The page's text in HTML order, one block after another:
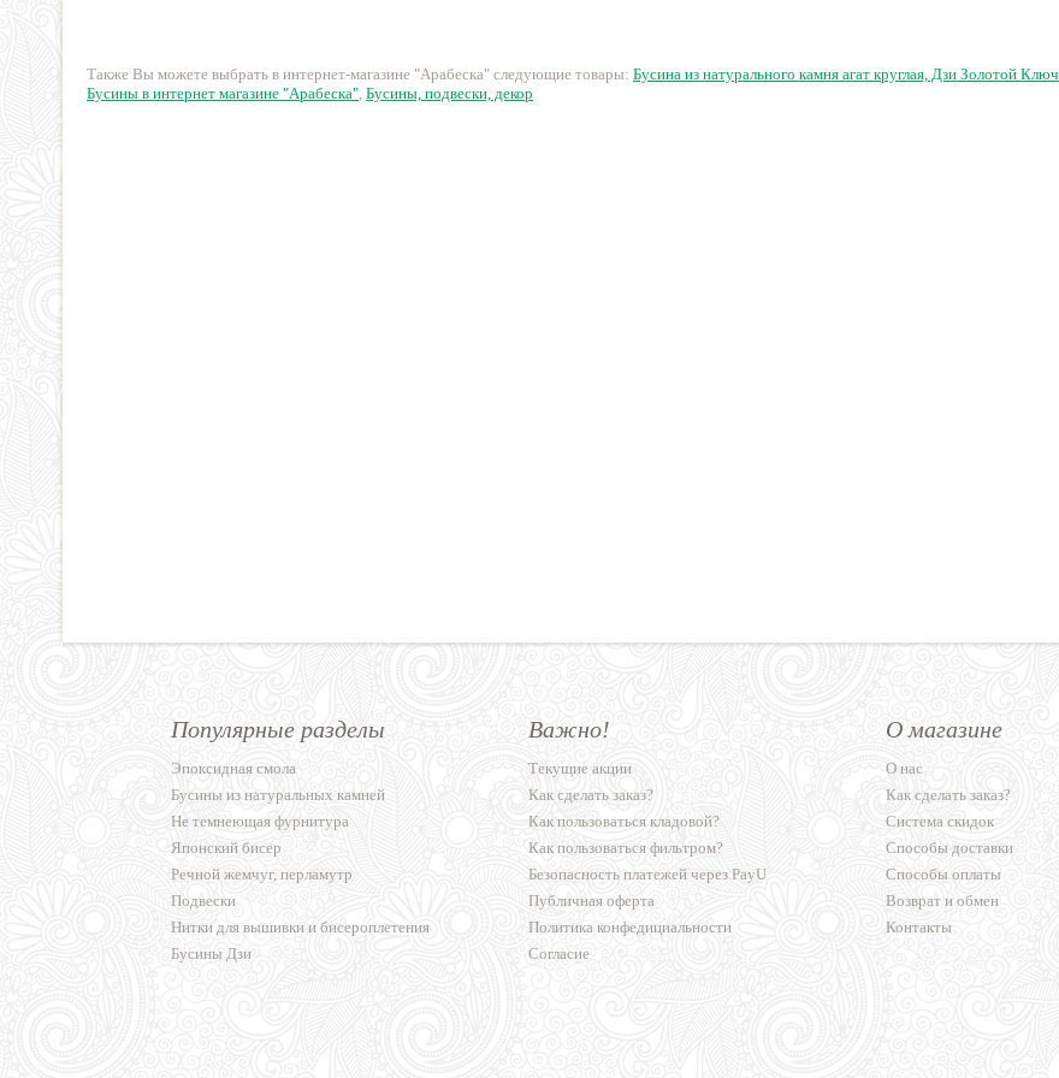
Также Вы можете выбрать в интернет-магазине "Арабеска" следующие товары: Бусина из натурального камня агат круглая, Дзи Золотой Ключ
Бусины в интернет магазине "Арабеска", Бусины, подвески, декор
Популярные разделы
Эпоксидная смола
Бусины из натуральных камней
Не темнеющая фурнитура
Японский бисер
Речной жемчуг, перламутр
Подвески
Нитки для вышивки и бисероплетения
Бусины Дзи
Важно!
Текущие акции
Как сделать заказ?
Как пользоваться кладовой?
Как пользоваться фильтром?
Безопасность платежей через PayU
Публичная оферта
Политика конфедициальности
Согласие
О магазине
О нас
Как сделать заказ?
Система скидок
Способы доставки
Способы оплаты
Возврат и обмен
Контакты